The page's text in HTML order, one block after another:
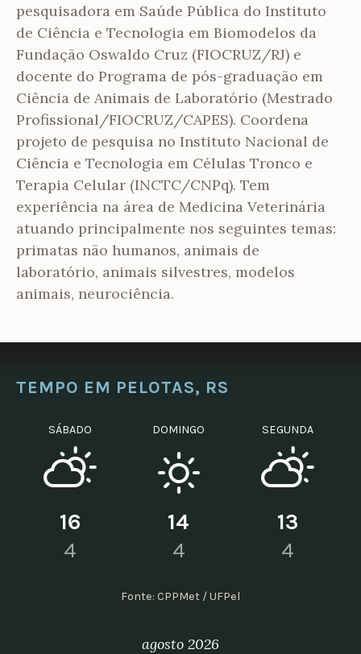
pesquisadora em Saúde Pública do Instituto
de Ciência e Tecnologia em Biomodelos da
Fundação Oswaldo Cruz (FIOCRUZ/RJ) e
docente do Programa de pós-graduação em
Ciência de Animais de Laboratório (Mestrado
Profissional/FIOCRUZ/CAPES). Coordena
projeto de pesquisa no Instituto Nacional de
Ciência e Tecnologia em Células Tronco e
Terapia Celular (INCTC/CNPq). Tem
experiência na área de Medicina Veterinária
atuando principalmente nos seguintes temas:
primatas não humanos, animais de
laboratório, animais silvestres, modelos
animais, neurociência.
TEMPO EM PELOTAS, RS
SÁBADO
16
4
DOMINGO
14
4
SEGUNDA
13
4
Fonte: CPPMet / UFPel
agosto 2026